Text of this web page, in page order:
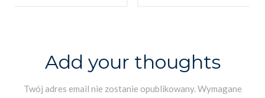
Add your thoughts
Twój adres email nie zostanie opublikowany. Wymagane